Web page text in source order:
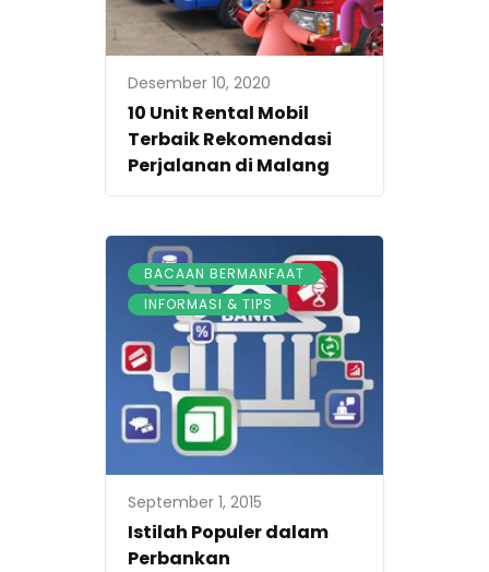
Desember 10, 2020
10 Unit Rental Mobil
Terbaik Rekomendasi
Perjalanan di Malang
BACAAN BERMANFAAT ,
INFORMASI & TIPS
September 1, 2015
Istilah Populer dalam
Perbankan